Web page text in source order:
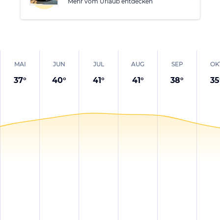
Hause mitnehmen!
MAI
37°
JUN
40°
JUL
41°
AUG
41°
SEP
38° 35